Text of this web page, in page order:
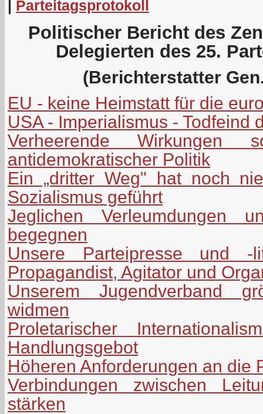
| Parteitagsprotokoll
Politischer Bericht des
Delegierten des 25.
(Berichterstatter
EU - keine Heimstatt für die
USA - Imperialismus - Todfeind
Verheerende Wirkungen
antidemokratischer Politik
Ein „dritter Weg" hat noch
Sozialismus geführt
Jeglichen Verleumdungen
begegnen
Unsere Parteipresse und -
Propagandist, Agitator und
Unserem Jugendverband
widmen
Proletarischer
Handlungsgebot
Höheren Anforderungen an die
Verbindungen zwischen
stärken